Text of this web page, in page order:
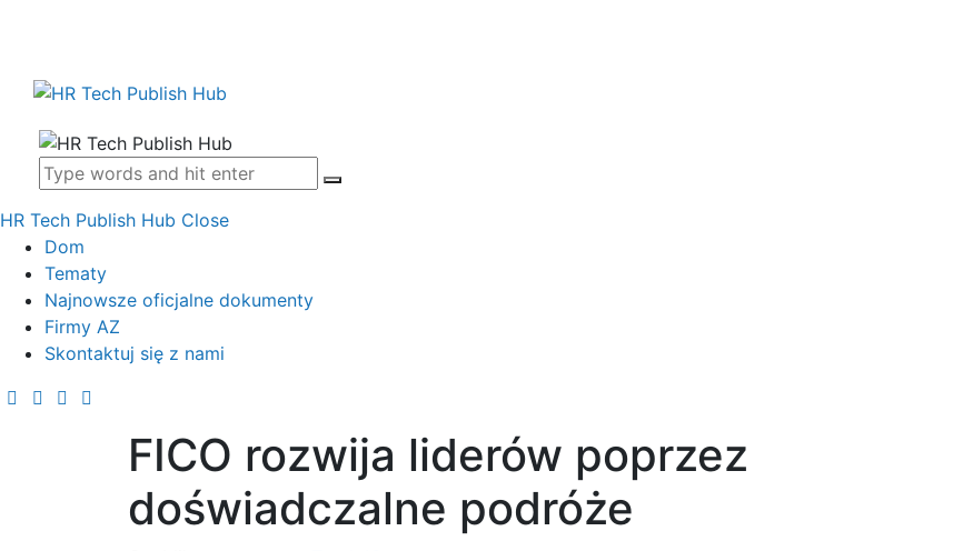
HR Tech Publish Hub Close
Dom
Tematy
Najnowsze oficjalne dokumenty
Firmy AZ
Skontaktuj się z nami
FICO rozwija liderów poprzez
doświadczalne podróże